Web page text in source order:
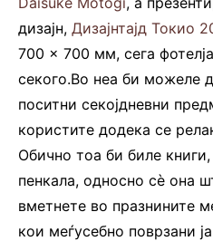
дизајн, Дизајнтајд Токио
700 x 700 мм, сега
секого.Во неа би можеле
поситни секојдневни
користите додека се
Обично тоа би биле
пенкала, односно сè она
вметнете во празнините
кои меѓусебно поврзани